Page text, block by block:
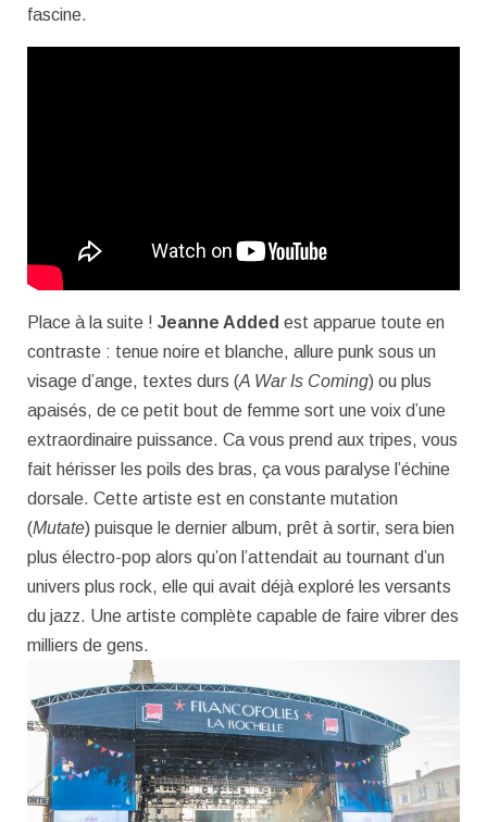
fascine.
Place à la suite ! Jeanne Added est apparue toute en
contraste : tenue noire et blanche, allure punk sous un
visage d’ange, textes durs (A War Is Coming) ou plus
apaisés, de ce petit bout de femme sort une voix d’une
extraordinaire puissance. Ca vous prend aux tripes, vous
fait hérisser les poils des bras, ça vous paralyse l’échine
dorsale. Cette artiste est en constante mutation
(Mutate) puisque le dernier album, prêt à sortir, sera bien
plus électro-pop alors qu’on l’attendait au tournant d’un
univers plus rock, elle qui avait déjà exploré les versants
du jazz. Une artiste complète capable de faire vibrer des
milliers de gens.